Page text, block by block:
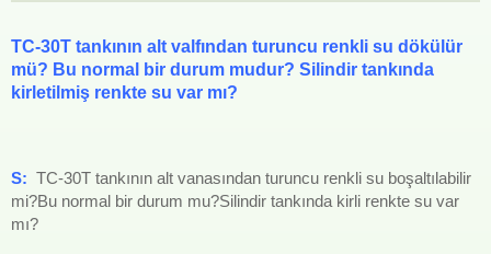
TC-30T tankının alt valfından turuncu renkli su dökülür
mü? Bu normal bir durum mudur? Silindir tankında
kirletilmiş renkte su var mı?
S: TC-30T tankının alt vanasından turuncu renkli su boşaltılabilir
mi?Bu normal bir durum mu?Silindir tankında kirli renkte su var
mı?